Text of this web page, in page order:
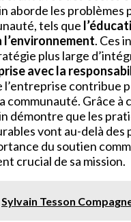
aborde les problèmes
tels que
. Ces
plus large
avec la
l’entreprise contribue
communauté. Grâce à
démontre que les
vont au-delà des
du soutien
crucial de sa mission.
Sylvain Tesson